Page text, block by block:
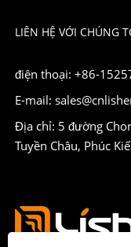
LIÊN HỆ VỚI CHÚNG
điện thoại: +86-
E-mail:
Địa chỉ: 5 đường
Tuyền Châu, Phúc